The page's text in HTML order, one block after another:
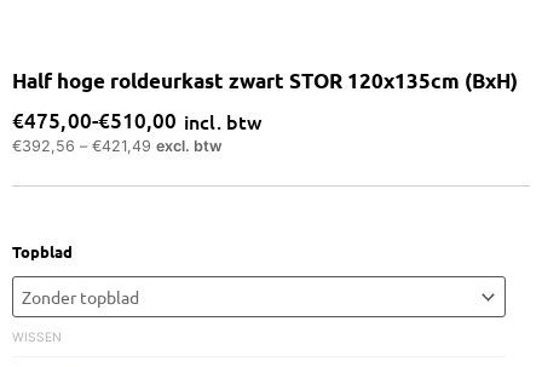
Half hoge roldeurkast zwart STOR 120x135cm (BxH)
€475,00-€510,00
Prijsklasse:
€475,00
tot
incl. btw
€392,56 – €421,49 excl. btw
Topblad
WISSEN
Half
hoge
roldeurkast